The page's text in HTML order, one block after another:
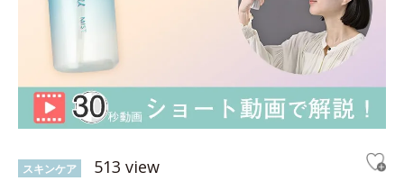
スキンケア 513 view